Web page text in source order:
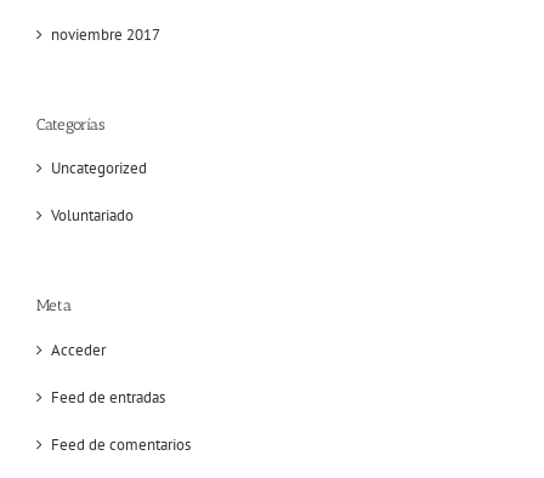
noviembre 2017
Categorías
Uncategorized
Voluntariado
Meta
Acceder
Feed de entradas
Feed de comentarios